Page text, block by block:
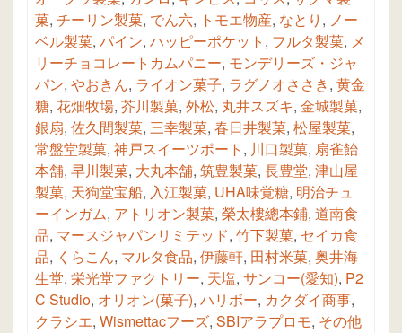
菓, チーリン製菓, でん六, トモエ物産, なとり , ノー
ベル製菓, パイン, ハッピーポケット , フルタ製菓, メ
リーチョコレートカムパニー, モンデリーズ・ジャ
パン, やおきん, ライオン菓子, ラグノオささき, 黄金
糖, 花畑牧場, 芥川製菓, 外松, 丸井スズキ, 金城製菓,
銀扇, 佐久間製菓, 三幸製菓, 春日井製菓, 松屋製菓,
常盤堂製菓, 神戸スイーツポート , 川口製菓, 扇雀飴
本舗, 早川製菓, 大丸本舗, 筑豊製菓, 長豊堂, 津山屋
製菓, 天狗堂宝船, 入江製菓, UHA味覚糖, 明治チュ
ーインガム, アトリオン製菓, 榮太樓總本鋪, 道南食
品, マースジャパンリミテッド, 竹下製菓, セイカ食
品, くらこん, マルタ食品, 伊藤軒, 田村米菓, 奥井海
生堂, 栄光堂ファクトリー, 天塩, サンコー(愛知), P2
C Studio, オリオン(菓子), ハリボー, カクダイ商事,
クラシエ, Wismettacフーズ, SBIアラプロモ, その他